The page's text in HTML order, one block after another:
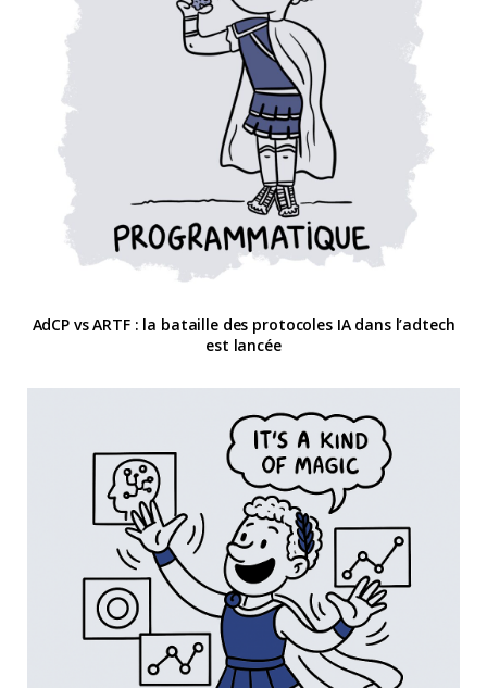
AdCP vs ARTF : la bataille des protocoles IA dans l’adtech
est lancée